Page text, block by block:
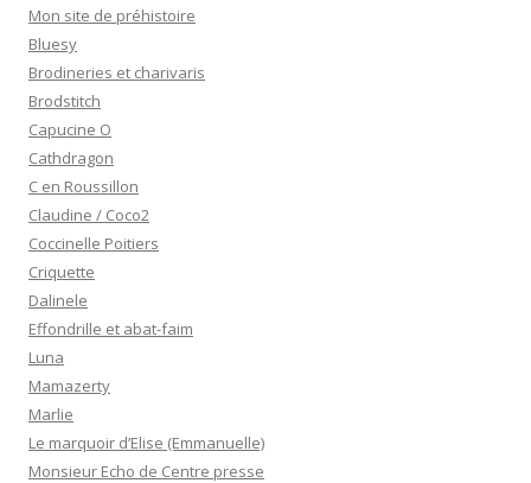
Mon site de préhistoire
Bluesy
Brodineries et charivaris
Brodstitch
Capucine O
Cathdragon
C en Roussillon
Claudine / Coco2
Coccinelle Poitiers
Criquette
Dalinele
Effondrille et abat-faim
Luna
Mamazerty
Marlie
Le marquoir d’Elise (Emmanuelle)
Monsieur Echo de Centre presse